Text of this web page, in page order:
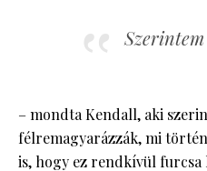
– mondta Kendall, aki
félremagyarázzák, mi
is, hogy ez rendkívül furcsa